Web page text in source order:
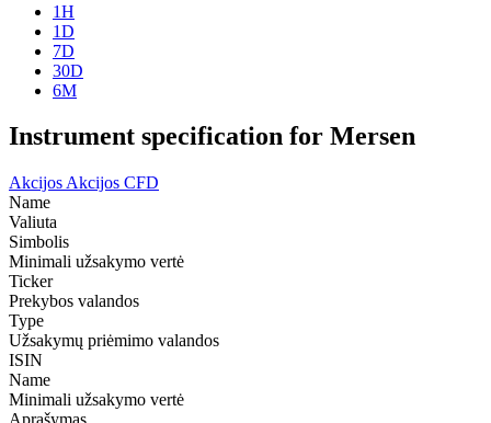
1H
1D
7D
30D
6M
Instrument specification for Mersen
Akcijos Akcijos CFD
Name
Valiuta
Simbolis
Minimali užsakymo vertė
Ticker
Prekybos valandos
Type
Užsakymų priėmimo valandos
ISIN
Name
Minimali užsakymo vertė